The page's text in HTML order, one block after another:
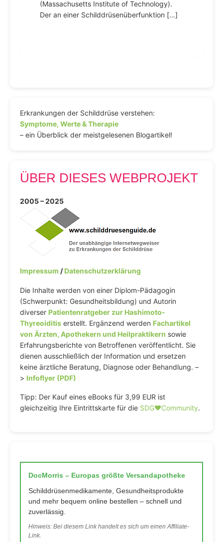
(Massachusetts Institute of Technology).
Der an einer Schilddrüsenüberfunktion […]
Erkrankungen der Schilddrüse verstehen:
Symptome, Werte & Therapie
– ein Überblick der meistgelesenen Blogartikel!
ÜBER DIESES WEBPROJEKT
2005 – 2025
Impressum /Datenschutzerklärung
Die Inhalte werden von einer Diplom-Pädagogin
(Schwerpunkt: Gesundheitsbildung) und Autorin
diverser Patientenratgeber zur Hashimoto-
Thyreoiditis erstellt. Ergänzend werden Fachartikel
von Ärzten, Apothekern und Heilpraktikern sowie
Erfahrungsberichte von Betroffenen veröffentlicht. Sie
dienen ausschließlich der Information und ersetzen
keine ärztliche Beratung, Diagnose oder Behandlung. –
> Infoflyer (PDF)
Tipp: Der Kauf eines eBooks für 3,99 EUR ist
gleichzeitig Ihre Eintrittskarte für die SDG♥️Community.
DocMorris – Europas größte Versandapotheke
Schilddrüsenmedikamente, Gesundheitsprodukte
und mehr bequem online bestellen – schnell und
zuverlässig.
Hinweis: Bei diesem Link handelt es sich um einen Affiliate-
Link.